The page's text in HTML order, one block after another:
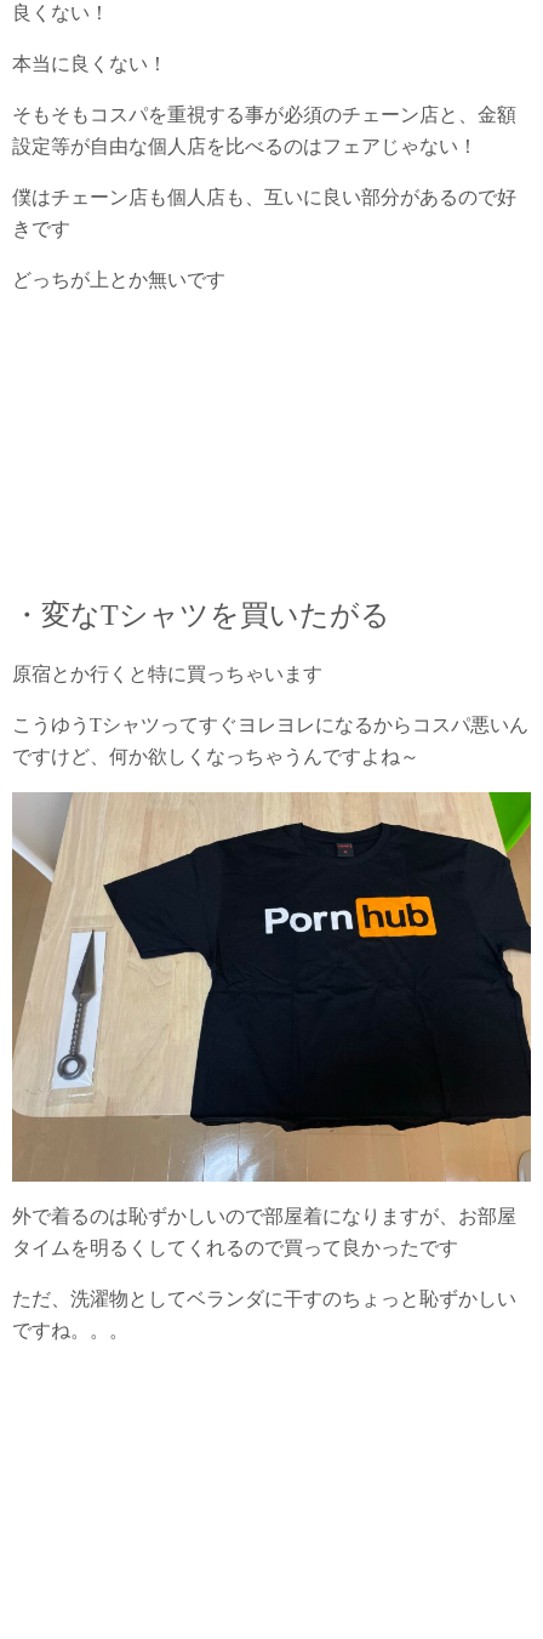
良くない！
本当に良くない！
そもそもコスパを重視する事が必須のチェーン店と、金額
設定等が自由な個人店を比べるのはフェアじゃない！
僕はチェーン店も個人店も、互いに良い部分があるので好
きです
どっちが上とか無いです
・変なTシャツを買いたがる
原宿とか行くと特に買っちゃいます
こうゆうTシャツってすぐヨレヨレになるからコスパ悪いん
ですけど、何か欲しくなっちゃうんですよね～
外で着るのは恥ずかしいので部屋着になりますが、お部屋
タイムを明るくしてくれるので買って良かったです
ただ、洗濯物としてベランダに干すのちょっと恥ずかしい
ですね。。。